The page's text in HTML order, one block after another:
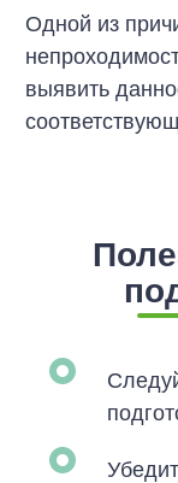
Одной из
выявить